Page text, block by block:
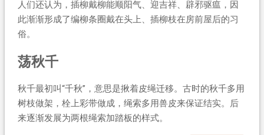
人们还认为，插柳戴柳能顺阳气、迎吉祥、辟邪驱瘟，因
此渐渐形成了编柳条圈戴在头上、插柳枝在房前屋后的习
俗。
荡秋千
秋千最初叫“千秋”，意思是揪着皮绳迁移。古时的秋千多用
树枝做架，栓上彩带做成，绳索多用兽皮来保证结实。后
来逐渐发展为两根绳索加踏板的样式。